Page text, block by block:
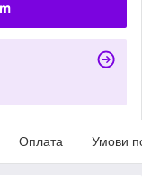
Оплата Умови